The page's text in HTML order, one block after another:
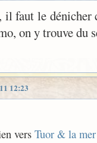
il faut le
on y trouve du
12:23
vers Tuor & la mer